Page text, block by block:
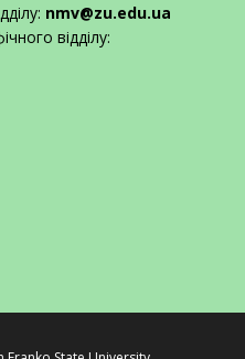
nmv@zu.edu.ua
відділу: